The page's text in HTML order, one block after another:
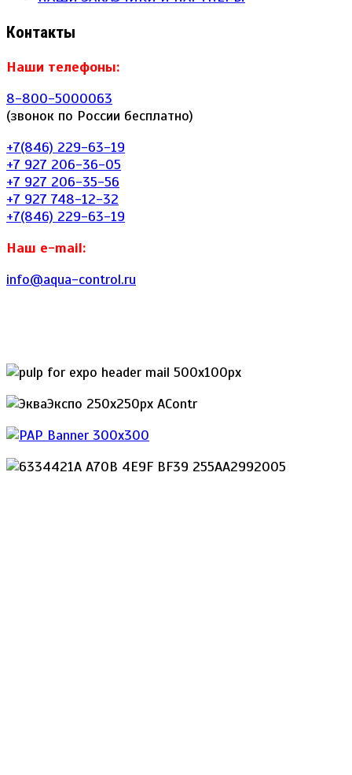
Контакты
Наши телефоны:
8-800-5000063
(звонок по России бесплатно)
+7(846) 229-63-19
+7 927 206-36-05
+7 927 206-35-56
+7 927 748-12-32
+7(846) 229-63-19
Наш e-mail:
info@aqua-control.ru